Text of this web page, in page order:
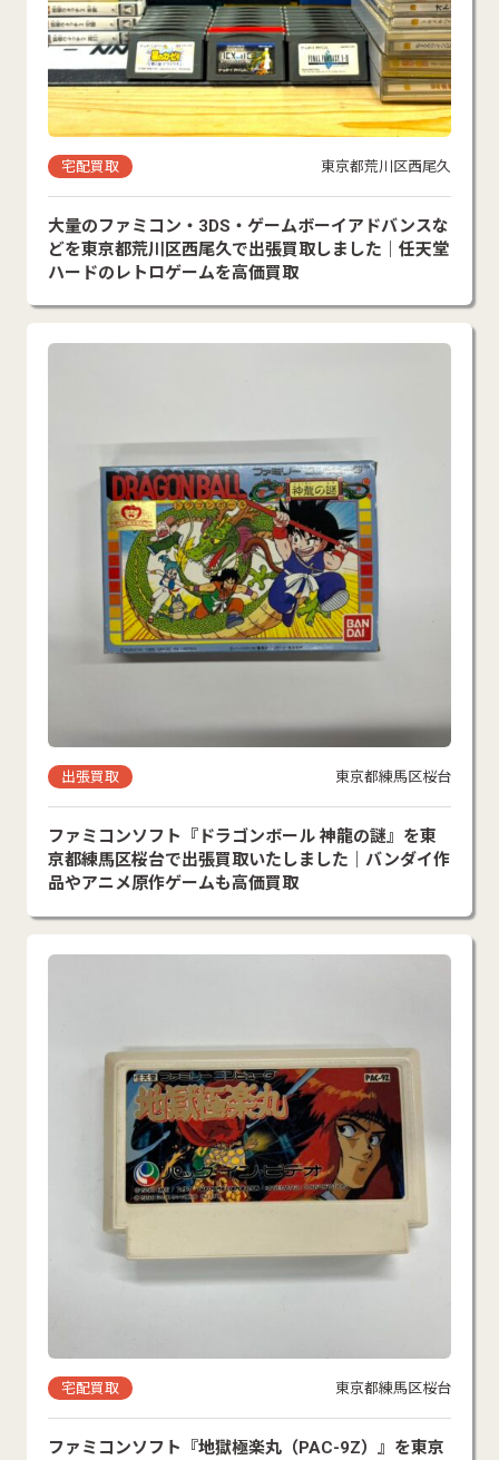
宅配買取 東京都荒川区西尾久
大量のファミコン・3DS・ゲームボーイアドバンスな
どを東京都荒川区西尾久で出張買取しました｜任天堂
ハードのレトロゲームを高価買取
出張買取 東京都練馬区桜台
ファミコンソフト『ドラゴンボール 神龍の謎』を東
京都練馬区桜台で出張買取いたしました｜バンダイ作
品やアニメ原作ゲームも高価買取
宅配買取 東京都練馬区桜台
ファミコンソフト『地獄極楽丸（PAC-9Z）』を東京